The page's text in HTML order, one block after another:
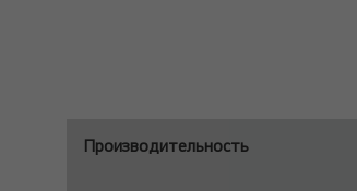
Производительность